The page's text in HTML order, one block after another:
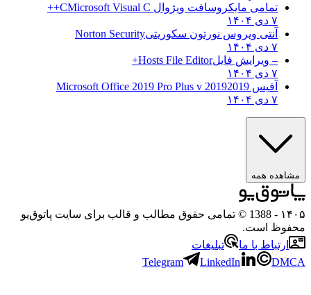
تمامی مایکروسافت ویژوال CMicrosoft Visual C++
آنتی ویروس نورتون سکوریتیNorton Security
– ویرایش فایلHosts File Editor+
آفیس 2019
2019 Microsoft Office 2019 Pro Plus v
همه
- 1388 © تمامی حقوق مطالب و قالب برای سایت پاتوق‌یو
است.
با ما
تبلیغات
Telegram
LinkedIn